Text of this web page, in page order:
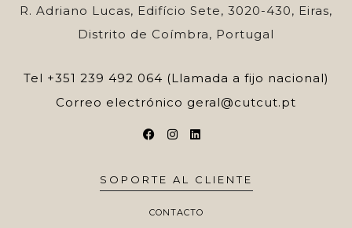
R. Adriano Lucas, Edifício Sete, 3020-430, Eiras,
Distrito de Coímbra, Portugal
Tel +351 239 492 064 (Llamada a fijo nacional)
Correo electrónico geral@cutcut.pt
SOPORTE AL CLIENTE
CONTACTO